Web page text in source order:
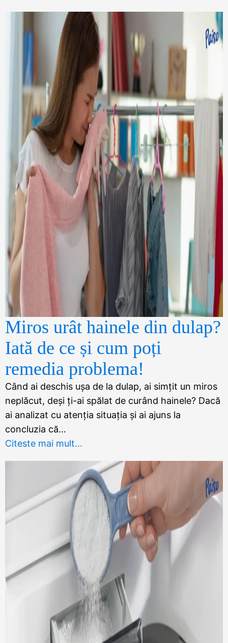
Miros urât hainele din dulap?
Iată de ce și cum poți
remedia problema!
Când ai deschis ușa de la dulap, ai simțit un miros
neplăcut, deși ți-ai spălat de curând hainele? Dacă
ai analizat cu atenția situația și ai ajuns la
concluzia că…
Citeste mai mult...